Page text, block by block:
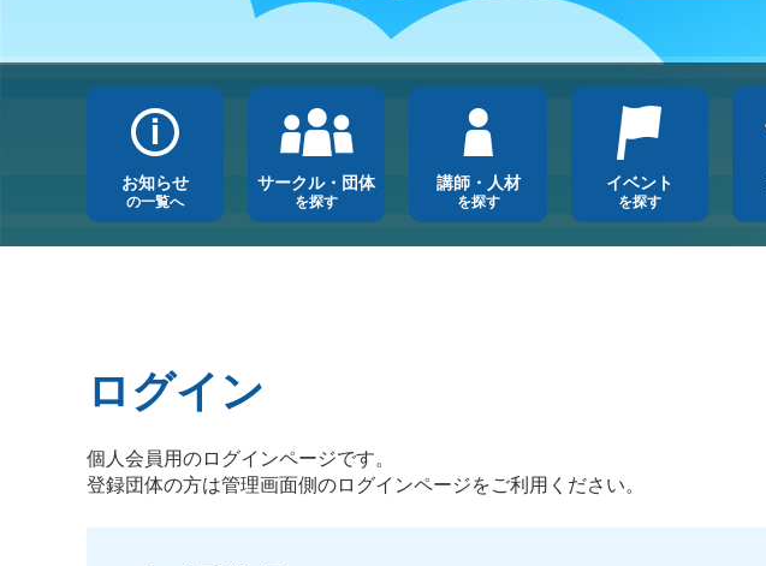
お知らせ
の一覧へ
サークル・団体
を探す
講師・人材
を探す
イベント
を探す
ログイン
個人会員用のログインページです。
登録団体の方は管理画面側のログインページをご利用ください。